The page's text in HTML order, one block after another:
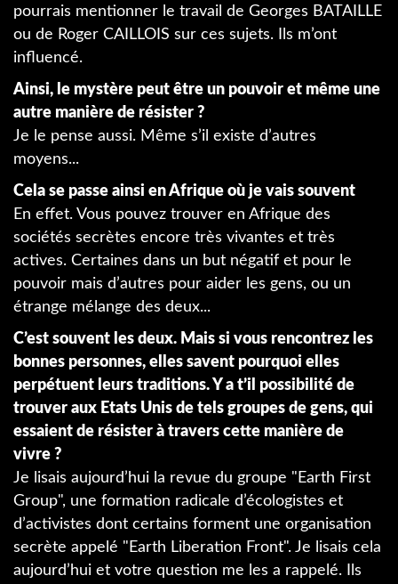
pourrais mentionner le travail de Georges BATAILLE
ou de Roger CAILLOIS sur ces sujets. Ils m’ont
influencé.
Ainsi, le mystère peut être un pouvoir et même une
autre manière de résister ?
Je le pense aussi. Même s’il existe d’autres
moyens...
Cela se passe ainsi en Afrique où je vais souvent
En effet. Vous pouvez trouver en Afrique des
sociétés secrètes encore très vivantes et très
actives. Certaines dans un but négatif et pour le
pouvoir mais d’autres pour aider les gens, ou un
étrange mélange des deux...
C’est souvent les deux. Mais si vous rencontrez les
bonnes personnes, elles savent pourquoi elles
perpétuent leurs traditions. Y a t’il possibilité de
trouver aux Etats Unis de tels groupes de gens, qui
essaient de résister à travers cette manière de
vivre ?
Je lisais aujourd’hui la revue du groupe "Earth First
Group", une formation radicale d’écologistes et
d’activistes dont certains forment une organisation
secrète appelé "Earth Liberation Front". Je lisais cela
aujourd’hui et votre question me les a rappelé. Ils